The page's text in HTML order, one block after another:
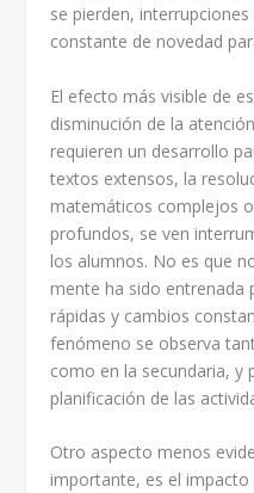
se pierden,
constante de novedad
El efecto más visible de
disminución de la
requieren un desarrollo
textos extensos, la
matemáticos complejos
profundos, se ven
los alumnos. No es que
mente ha sido entrenada
rápidas y cambios
fenómeno se observa
como en la secundaria, y
planificación de las
Otro aspecto menos
importante, es el